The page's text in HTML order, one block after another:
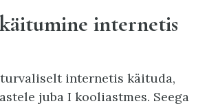
internetis
internetis käituda,
juba I kooliastmes. Seega